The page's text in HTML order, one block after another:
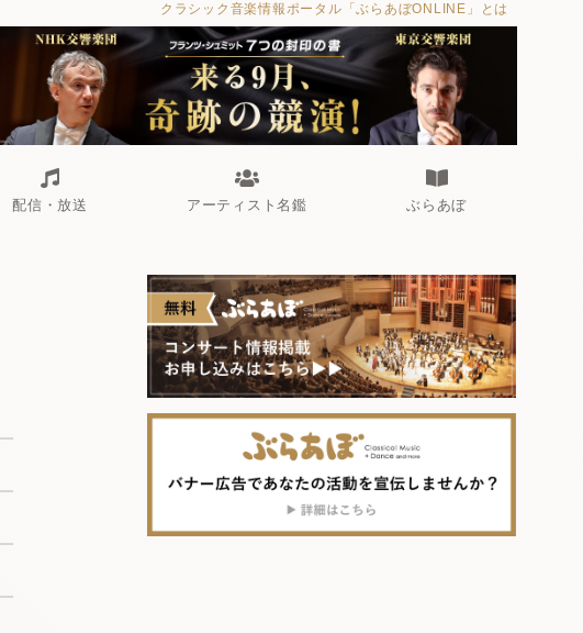
クラシック音楽情報ポータル「ぶらあぼONLINE」とは
配信・放送 アーティスト名鑑 ぶらあぼ